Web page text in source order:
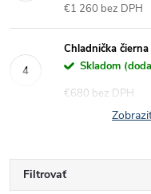
€1 260 bez DPH
Chladnička
Skladom
€680 bez DPH
Filtrovať